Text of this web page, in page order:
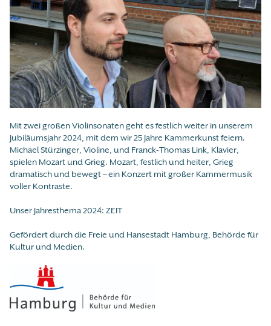
Mit zwei großen Violinsonaten geht es festlich weiter in unserem
Jubiläumsjahr 2024, mit dem wir 25 Jahre Kammerkunst feiern.
Michael Stürzinger, Violine, und Franck-Thomas Link, Klavier,
spielen Mozart und Grieg. Mozart, festlich und heiter, Grieg
dramatisch und bewegt – ein Konzert mit großer Kammermusik
voller Kontraste.
Unser Jahresthema 2024: ZEIT
Gefördert durch die Freie und Hansestadt Hamburg, Behörde für
Kultur und Medien.